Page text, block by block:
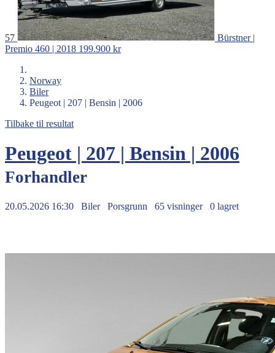
57
Bürstner |
Premio 460 | 2018 199.900 kr
Norway
Biler
Peugeot | 207 | Bensin | 2006
Tilbake til resultat
Peugeot | 207 | Bensin | 2006
Forhandler
20.05.2026 16:30 Biler Porsgrunn 65 visninger 0 lagret